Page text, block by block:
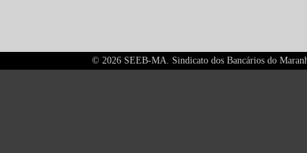
© 2026 SEEB-MA. Sindicato dos Bancários do